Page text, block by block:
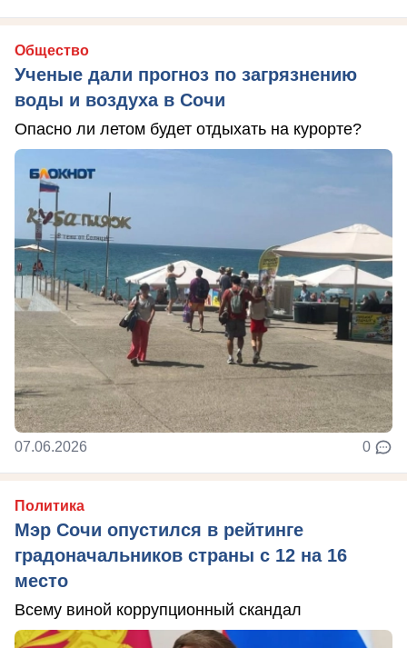
Общество
Ученые дали прогноз по загрязнению
воды и воздуха в Сочи
Опасно ли летом будет отдыхать на курорте?
07.06.2026 0
Политика
Мэр Сочи опустился в рейтинге
градоначальников страны с 12 на 16
место
Всему виной коррупционный скандал